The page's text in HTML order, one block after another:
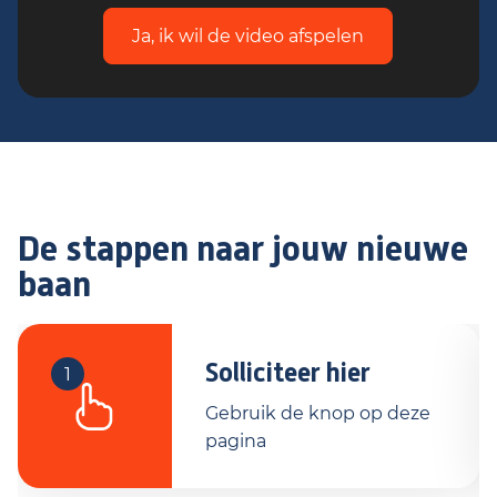
Ja, ik wil de video afspelen
De stappen naar jouw nieuwe
baan
1 Solliciteer hier
Gebruik de knop op deze
pagina